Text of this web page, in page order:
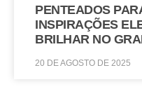
PENTEADOS
INSPIRAÇÕES
BRILHAR NO
20 DE AGOSTO DE 2025